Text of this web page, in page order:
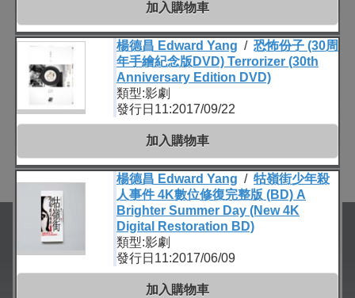
加入購物車
楊德昌 Edward Yang / 恐怖份子 (30周
年手繪紀念版DVD) Terrorizer (30th
Anniversary Edition DVD)
類型:影劇
發行日11:2017/09/22
加入購物車
楊德昌 Edward Yang / 牯嶺街少年殺
人事件 4K數位修復完整版 (BD) A
Brighter Summer Day (New 4K
Digital Restoration BD)
類型:影劇
發行日11:2017/06/09
加入購物車